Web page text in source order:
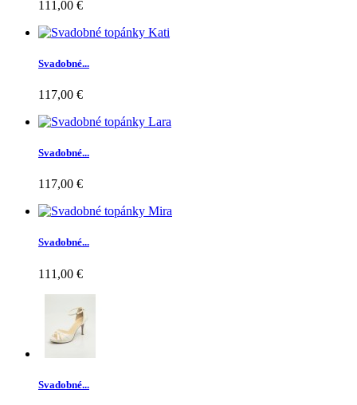
111,00 €
Svadobné...
117,00 €
Svadobné...
117,00 €
Svadobné...
111,00 €
Svadobné...